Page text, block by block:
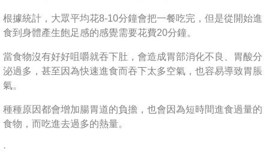
根據統計，大眾平均花8-10分鐘會把一餐吃完，但是從開始進
食到身體產生飽足感的感覺需要花費20分鐘。
當食物沒有好好咀嚼就吞下肚，會造成胃部消化不良、胃酸分
泌過多，甚至因為快速進食而吞下太多空氣，也容易導致胃脹
氣。
種種原因都會增加腸胃道的負擔，也會因為短時間進食過量的
食物，而吃進去過多的熱量。
·